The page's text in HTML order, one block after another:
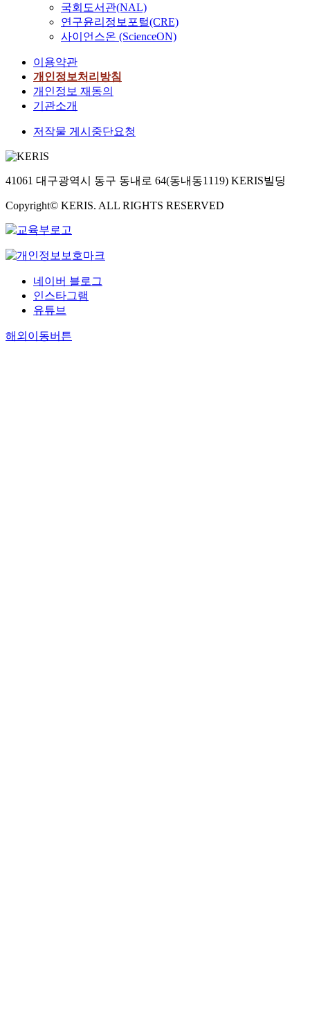
국회도서관(NAL)
연구윤리정보포털(CRE)
사이언스온 (ScienceON)
이용약관
개인정보처리방침
개인정보 재동의
기관소개
저작물 게시중단요청
41061 대구광역시 동구 동내로 64(동내동1119) KERIS빌딩
Copyright© KERIS. ALL RIGHTS RESERVED
네이버 블로그
인스타그램
유튜브
해외이동버튼